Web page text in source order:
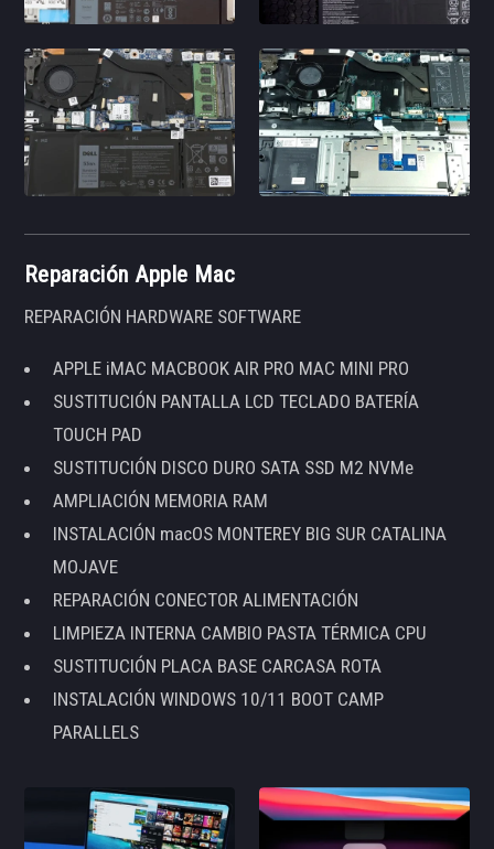
Reparación Apple Mac
REPARACIÓN HARDWARE SOFTWARE
APPLE iMAC MACBOOK AIR PRO MAC MINI PRO
SUSTITUCIÓN PANTALLA LCD TECLADO BATERÍA
TOUCH PAD
SUSTITUCIÓN DISCO DURO SATA SSD M2 NVMe
AMPLIACIÓN MEMORIA RAM
INSTALACIÓN macOS MONTEREY BIG SUR CATALINA
MOJAVE
REPARACIÓN CONECTOR ALIMENTACIÓN
LIMPIEZA INTERNA CAMBIO PASTA TÉRMICA CPU
SUSTITUCIÓN PLACA BASE CARCASA ROTA
INSTALACIÓN WINDOWS 10/11 BOOT CAMP
PARALLELS